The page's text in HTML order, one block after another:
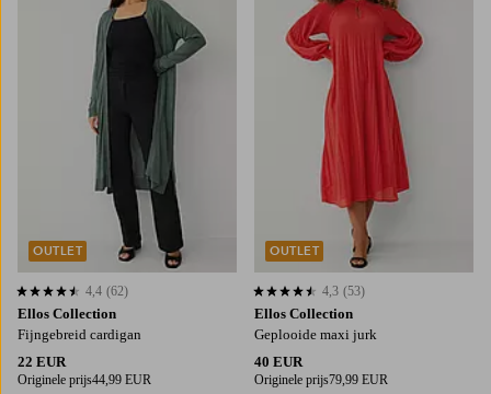
Ellos Collection
Fijngebreid cardigan
22 EUR
Originele prijs44,99 EUR
4,4 op basis van 62 beoordelingen
4,4 (62)
OUTLET
Ellos Collection
Geplooide maxi jurk
40 EUR
Originele prijs79,99 EUR
4,3 op basis van 53 beoordelingen
4,3 (53)
OUTLET
38/40 42/44 46/48 50/52